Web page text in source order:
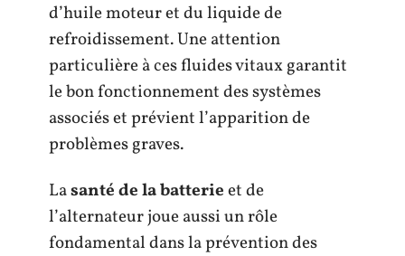
d’huile moteur et du liquide de
refroidissement. Une attention
particulière à ces fluides vitaux garantit
le bon fonctionnement des systèmes
associés et prévient l’apparition de
problèmes graves.
Lasanté de la batterieet de
l’alternateur joue aussi un rôle
fondamental dans la prévention des